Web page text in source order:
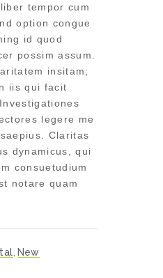
tempor cum
option congue
id quod
possim assum.
insitam;
iis qui facit
legere me
Claritas
dynamicus, qui
consuetudium
notare quam
New